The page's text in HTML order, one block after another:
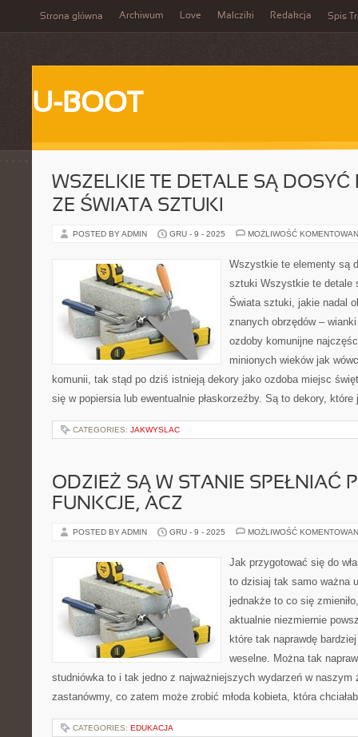
Strona główna Archiwum Love Malcziki Redakcja Spis
U-BOOT
WSZELKIE TE DETALE SĄ DOSYĆ
ZE ŚWIATA SZTUKI
POSTED BY ADMIN GRU - 9 - 2025 MOŻLIWOŚĆ
Wszystkie te elementy są
sztuki Wszystkie te detale
Świata sztuki, jakie nadal
znanych obrzędów –
ozdoby komunijne
minionych wieków jak
komunii, tak stąd po dziś istnieją dekory jako ozdoba miejsc
się w popiersia lub ewentualnie płaskorzeźby. Są to dekory,
CATEGORIES: JAKWYSLAC
ODZIEŻ SĄ W STANIE SPEŁNIAĆ
FUNKCJE, ACZ
POSTED BY ADMIN GRU - 9 - 2025 MOŻLIWOŚĆ
Jak przygotować się do
to dzisiaj tak samo ważna
jednakże to co się
aktualnie niezmiernie
które tak naprawdę
weselne. Można tak
studniówka to i tak jedno z najważniejszych wydarzeń w naszym
zastanówmy, co zatem może zrobić młoda kobieta, która
CATEGORIES: EDUKACJA